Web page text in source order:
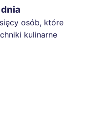
osób, które
kulinarne